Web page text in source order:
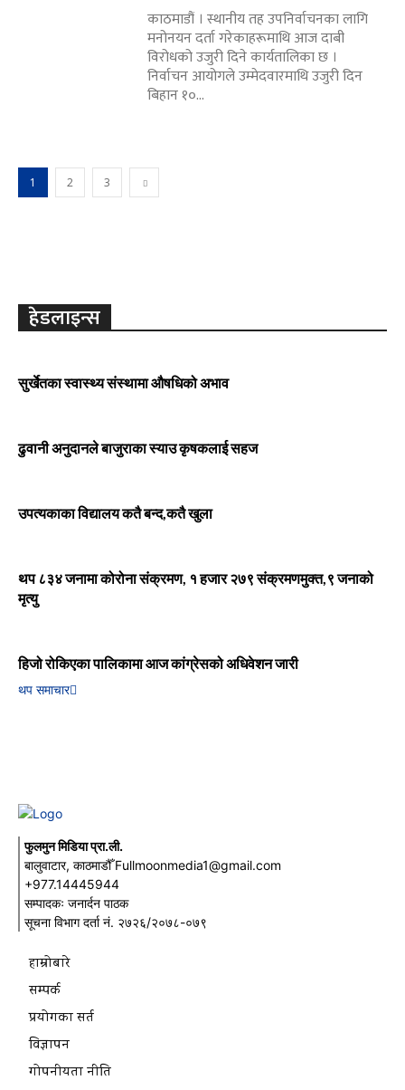
काठमाडौं । स्थानीय तह उपनिर्वाचनका लागि
मनोनयन दर्ता गरेकाहरूमाथि आज दाबी
विरोधको उजुरी दिने कार्यतालिका छ ।
निर्वाचन आयोगले उम्मेदवारमाथि उजुरी दिन
बिहान १०...
1 2 3
हेडलाइन्स
सुर्खेतका स्वास्थ्य संस्थामा औषधिको अभाव
ढुवानी अनुदानले बाजुराका स्याउ कृषकलाई सहज
उपत्यकाका विद्यालय कतै बन्द,कतै खुला
थप ८३४ जनामा कोरोना संक्रमण, १ हजार २७९ संक्रमणमुक्त,९ जनाको
मृत्यु
हिजो रोकिएका पालिकामा आज कांग्रेसको अधिवेशन जारी
थप समाचार
फुलमुन मिडिया प्रा.ली.
बालुवाटार, काठमाडौँ Fullmoonmedia1@gmail.com
+977.14445944
सम्पादकः जनार्दन पाठक
सूचना विभाग दर्ता नं. २७२६/२०७८-०७९
हाम्रोबारे
सम्पर्क
प्रयोगका सर्त
विज्ञापन
गोपनीयता नीति